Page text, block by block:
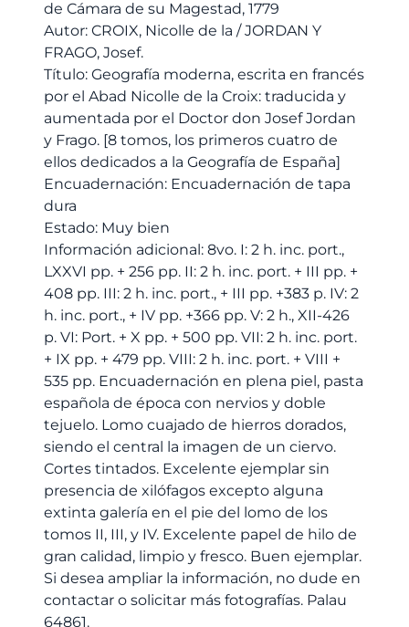
Abad
Nicolle
de
la
Croix:
traducida
y
aumentada
por
el
Doctor
don
Josef
Jordan
y
Frago.
[8
tomos,
los
primeros
cuatro
de
ellos
dedicados
a
la
Geografía
de
España]
de Cámara de su Magestad, 1779
Autor: CROIX, Nicolle de la / JORDAN Y
FRAGO, Josef.
Título: Geografía moderna, escrita en francés
por el Abad Nicolle de la Croix: traducida y
aumentada por el Doctor don Josef Jordan
y Frago. [8 tomos, los primeros cuatro de
ellos dedicados a la Geografía de España]
Encuadernación: Encuadernación de tapa
dura
Estado: Muy bien
Información adicional: 8vo. I: 2 h. inc. port.,
LXXVI pp. + 256 pp. II: 2 h. inc. port. + III pp. +
408 pp. III: 2 h. inc. port., + III pp. +383 p. IV: 2
h. inc. port., + IV pp. +366 pp. V: 2 h., XII-426
p. VI: Port. + X pp. + 500 pp. VII: 2 h. inc. port.
+ IX pp. + 479 pp. VIII: 2 h. inc. port. + VIII +
535 pp. Encuadernación en plena piel, pasta
española de época con nervios y doble
tejuelo. Lomo cuajado de hierros dorados,
siendo el central la imagen de un ciervo.
Cortes tintados. Excelente ejemplar sin
presencia de xilófagos excepto alguna
extinta galería en el pie del lomo de los
tomos II, III, y IV. Excelente papel de hilo de
gran calidad, limpio y fresco. Buen ejemplar.
Si desea ampliar la información, no dude en
contactar o solicitar más fotografías. Palau